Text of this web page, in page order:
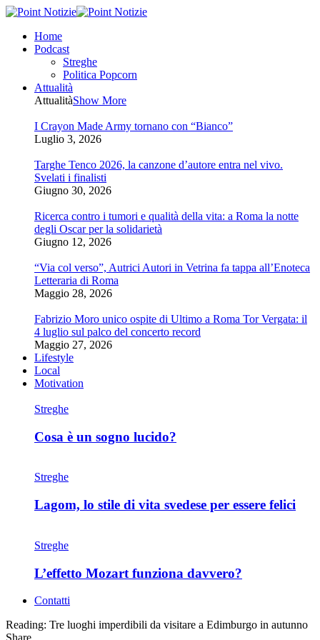
Home
Podcast
Streghe
Politica Popcorn
Attualità
AttualitàShow More
I Crayon Made Army tornano con “Bianco”
Luglio 3, 2026
Targhe Tenco 2026, la canzone d’autore entra nel vivo.
Svelati i finalisti
Giugno 30, 2026
Ricerca contro i tumori e qualità della vita: a Roma la notte
degli Oscar per la solidarietà
Giugno 12, 2026
“Via col verso”, Autrici Autori in Vetrina fa tappa all’Enoteca
Letteraria di Roma
Maggio 28, 2026
Fabrizio Moro unico ospite di Ultimo a Roma Tor Vergata: il
4 luglio sul palco del concerto record
Maggio 27, 2026
Lifestyle
Local
Motivation
Streghe
Cosa è un sogno lucido?
Streghe
Lagom, lo stile di vita svedese per essere felici
Streghe
L’effetto Mozart funziona davvero?
Contatti
Reading: Tre luoghi imperdibili da visitare a Edimburgo in autunno